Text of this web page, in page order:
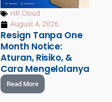
HR Cloud
August 4, 2026
Resign Tanpa One
Month Notice:
Aturan, Risiko, &
Cara Mengelolanya
Read More